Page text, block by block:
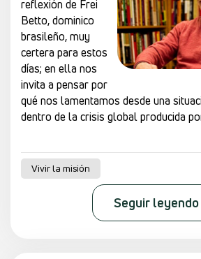
reflexión de Frei
Betto, dominico
brasileño, muy
certera para estos
días; en ella nos
invita a pensar por
qué nos lamentamos desde una
dentro de la crisis global producida
Vivir la misión
Seguir leyendo